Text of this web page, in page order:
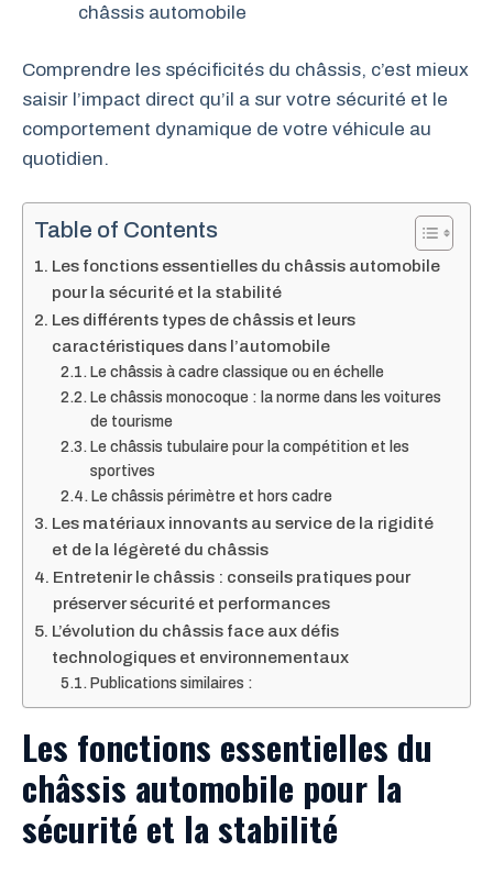
châssis automobile
Comprendre les spécificités du châssis, c’est mieux
saisir l’impact direct qu’il a sur votre sécurité et le
comportement dynamique de votre véhicule au
quotidien.
Table of Contents
Les fonctions essentielles du châssis automobile
pour la sécurité et la stabilité
Les différents types de châssis et leurs
caractéristiques dans l’automobile
Le châssis à cadre classique ou en échelle
Le châssis monocoque : la norme dans les voitures
de tourisme
Le châssis tubulaire pour la compétition et les
sportives
Le châssis périmètre et hors cadre
Les matériaux innovants au service de la rigidité
et de la légèreté du châssis
Entretenir le châssis : conseils pratiques pour
préserver sécurité et performances
L’évolution du châssis face aux défis
technologiques et environnementaux
Publications similaires :
Les fonctions essentielles du
châssis automobile pour la
sécurité et la stabilité